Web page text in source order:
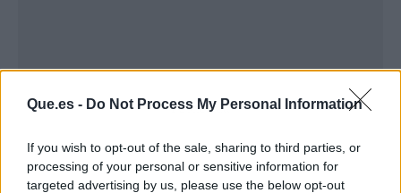
Que.es - Do Not Process My Personal Information
If you wish to opt-out of the sale, sharing to third parties, or
processing of your personal or sensitive information for
targeted advertising by us, please use the below opt-out
Publicidad